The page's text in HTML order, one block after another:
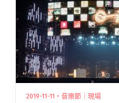
CD"
2019-11-11・音樂節｜現場